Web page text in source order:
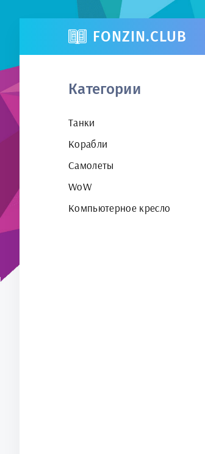
FONZIN.CLUB
Категории
Танки
Корабли
Самолеты
WoW
Компьютерное кресло